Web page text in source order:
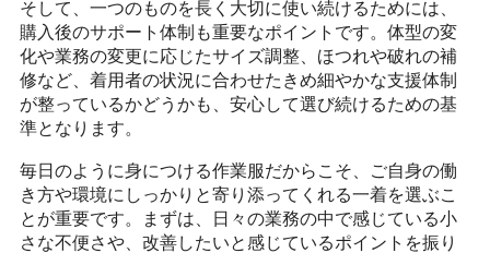
そして、一つのものを長く大切に使い続けるためには、
購入後のサポート体制も重要なポイントです。体型の変
化や業務の変更に応じたサイズ調整、ほつれや破れの補
修など、着用者の状況に合わせたきめ細やかな支援体制
が整っているかどうかも、安心して選び続けるための基
準となります。
毎日のように身につける作業服だからこそ、ご自身の働
き方や環境にしっかりと寄り添ってくれる一着を選ぶこ
とが重要です。まずは、日々の業務の中で感じている小
さな不便さや、改善したいと感じているポイントを振り